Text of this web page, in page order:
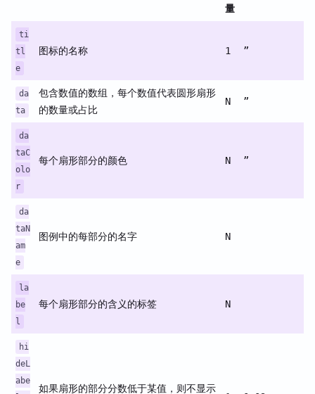
量
ti
tl
e
图标的名称 1 ”
da
ta
包含数值的数组，每个数值代表圆形扇形
的数量或占比
N ”
da
taC
olo
r
每个扇形部分的颜色 N ”
da
taN
am
e
图例中的每部分的名字 N
la
be
l
每个扇形部分的含义的标签 N
hi
deL
abe
如果扇形的部分分数低于某值，则不显示